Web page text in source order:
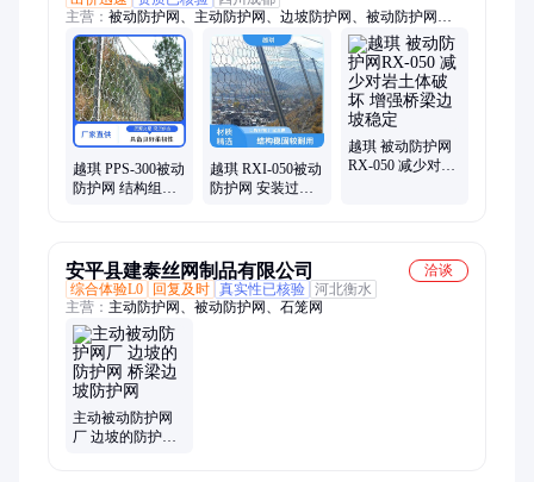
主营： 被动防护网、主动防护网、边坡防护网、被动防护网
PPS150
越琪 PPS-300被动
防护网 结构组成
越琪 RXI-050被动
防护网 安装过程
越琪 被动防护网
RX-050 减少对岩
安平县建泰丝网制品有限公司
洽谈
综合体验L0
回复及时 真实性已核验 河北衡水
主营： 主动防护网、被动防护网、石笼网
主动被动防护网
厂 边坡的防护网